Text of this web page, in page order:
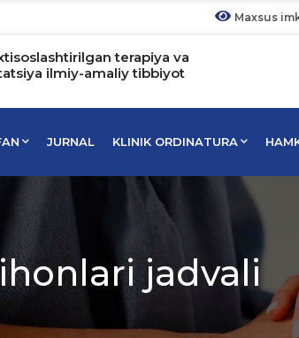
Maxsus
terapiya va
ilmiy-amaliy tibbiyot
JURNAL KLINIK ORDINATURA
jadvali